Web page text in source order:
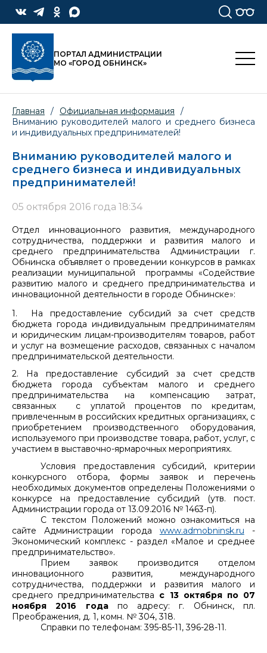
ПОРТАЛ АДМИНИСТРАЦИИ
МО «ГОРОД ОБНИНСК»
Главная / Официальная информация
/
Вниманию руководителей малого и среднего бизнеса
и индивидуальных предпринимателей!
Вниманию руководителей малого и
среднего бизнеса и индивидуальных
предпринимателей!
05 октября 2016 года 18:34
Отдел инновационного развития, международного
сотрудничества, поддержки и развития малого и
среднего предпринимательства Администрации г.
Обнинска объявляет о проведении конкурсов в рамках
реализации муниципальной программы «Содействие
развитию малого и среднего предпринимательства и
инновационной деятельности в городе Обнинске»:
1. На предоставление субсидий за счет средств
бюджета города индивидуальным предпринимателям
и юридическим лицам-производителям товаров, работ
и услуг на возмещение расходов, связанных с началом
предпринимательской деятельности.
2. На предоставление субсидий за счет средств
бюджета города субъектам малого и среднего
предпринимательства на компенсацию затрат,
связанных с уплатой процентов по кредитам,
привлеченным в российских кредитных организациях, с
приобретением производственного оборудования,
используемого при производстве товара, работ, услуг, с
участием в выставочно-ярмарочных мероприятиях.
Условия предоставления субсидий, критерии
конкурсного отбора, формы заявок и перечень
необходимых документов определены Положениями о
конкурсе на предоставление субсидий (утв. пост.
Администрации города от 13.09.2016 № 1463-п).
С текстом Положений можно ознакомиться на
сайте Администрации города www.admobninsk.ru -
Экономический комплекс - раздел «Малое и среднее
предпринимательство».
Прием заявок производится отделом
инновационного развития, международного
сотрудничества, поддержки и развития малого и
среднего предпринимательства с 13 октября по 07
ноября 2016 годапо адресу: г. Обнинск, пл.
Преображения, д. 1, комн. № 304, 318.
Справки по телефонам: 395-85-11, 396-28-11.